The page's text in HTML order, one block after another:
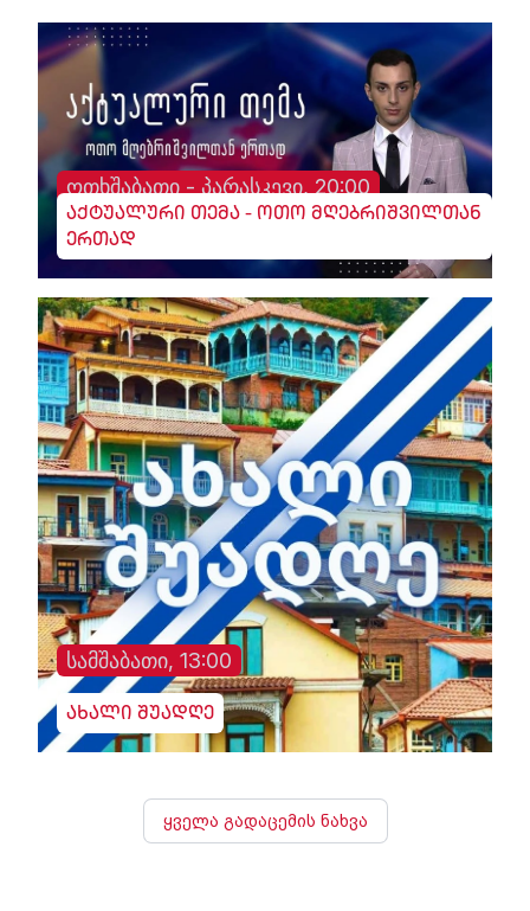
ოთხშაბათი - პარასკევი, 20:00
აქტუალური თემა - ოთო მღებრიშვილთან
ერთად
სამშაბათი, 13:00
ახალი შუადღე
ყველა გადაცემის ნახვა